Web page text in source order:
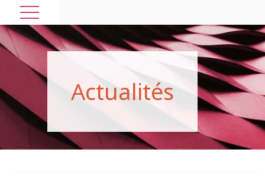
Actualités